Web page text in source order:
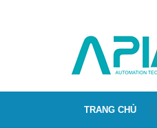
TRANG CHỦ